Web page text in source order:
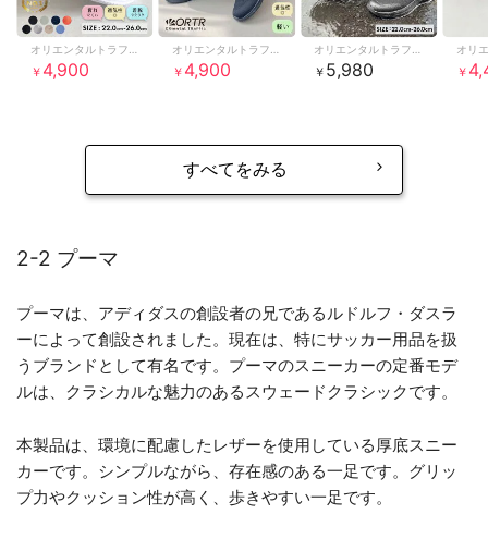
￥ 4,900 ￥ 4,900 ￥ 5,980 ￥
すべてをみる
2-2 プーマ
プーマは、アディダスの創設者の兄であるルドルフ・ダスラ
ーによって創設されました。現在は、特にサッカー用品を扱
うブランドとして有名です。プーマのスニーカーの定番モデ
ルは、クラシカルな魅力のあるスウェードクラシックです。
本製品は、環境に配慮したレザーを使用している厚底スニー
カーです。シンプルながら、存在感のある一足です。グリッ
プ力やクッション性が高く、歩きやすい一足です。